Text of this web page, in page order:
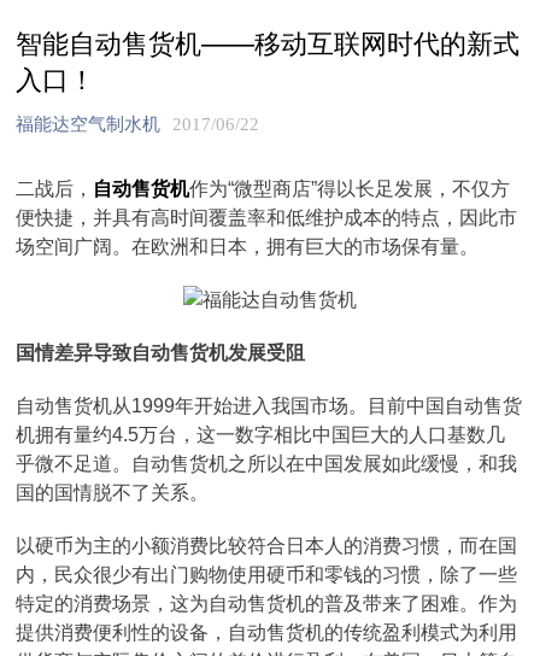
智能自动售货机——移动互联网时代的新式
入口！
福能达空气制水机 2017/06/22
二战后， 自动售货机作为“微型商店”得以长足发展，不仅方
便快捷，并具有高时间覆盖率和低维护成本的特点，因此市
场空间广阔。在欧洲和日本，拥有巨大的市场保有量。
国情差异导致自动售货机发展受阻
自动售货机从1999年开始进入我国市场。目前中国自动售货
机拥有量约4.5万台，这一数字相比中国巨大的人口基数几
乎微不足道。自动售货机之所以在中国发展如此缓慢，和我
国的国情脱不了关系。
以硬币为主的小额消费比较符合日本人的消费习惯，而在国
内，民众很少有出门购物使用硬币和零钱的习惯，除了一些
特定的消费场景，这为自动售货机的普及带来了困难。作为
提供消费便利性的设备，自动售货机的传统盈利模式为利用